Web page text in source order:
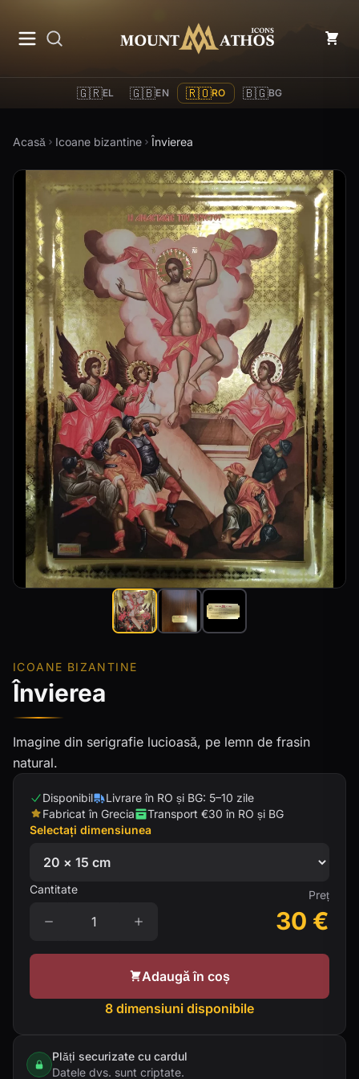
Mount Athos Icons
🇬🇷EL 🇬🇧EN 🇷🇴RO 🇧🇬BG
Acasă Icoane bizantine Învierea
ICOANE BIZANTINE
Învierea
Imagine din serigrafie lucioasă, pe lemn de frasin
natural.
Disponibil
Livrare în RO și BG: 5–10 zile
Fabricat în Grecia
Transport €30 în RO și BG
Selectați dimensiunea
Cantitate Preț
30 €
Adaugă în coș
8 dimensiuni disponibile
Plăți securizate cu cardul
Datele dvs. sunt criptate.